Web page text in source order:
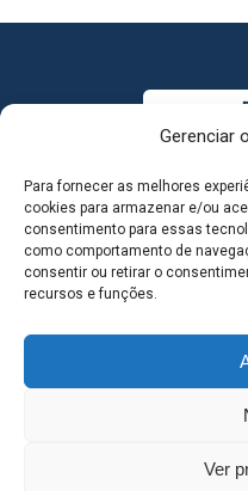
Gerenciar
Para fornecer as melhores
cookies para armazenar e/ou
consentimento para essas
como comportamento de
consentir ou retirar o
recursos e funções.
Ver
MAPA DO SITE
SEDE DO